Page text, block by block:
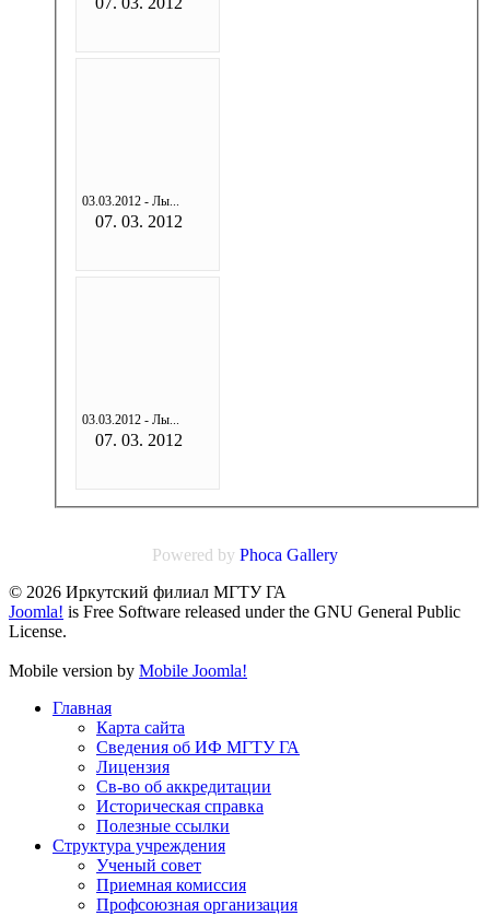
03.03.2012 - Лы...
07. 03. 2012
03.03.2012 - Лы...
07. 03. 2012
Powered by Phoca Gallery
© 2026 Иркутский филиал МГТУ ГА
Joomla! is Free Software released under the GNU General Public
License.
Mobile version by Mobile Joomla!
Главная
Карта сайта
Сведения об ИФ МГТУ ГА
Лицензия
Св-во об аккредитации
Историческая справка
Полезные ссылки
Структура учреждения
Ученый совет
Приемная комиссия
Профсоюзная организация